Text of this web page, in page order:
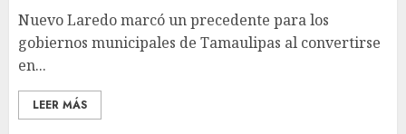
Nuevo Laredo marcó un precedente para los
gobiernos municipales de Tamaulipas al convertirse
en...
LEER MÁS